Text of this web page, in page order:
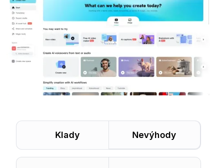
Klady Nevýhody